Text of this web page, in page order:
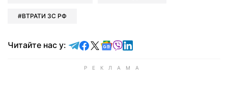
ВТРАТИ ЗС РФ
Читайте нас у: Читайте у Telegram
Читайте у Facebook
Читайте у X
Читайте у Google news
Читайте у Viber
Читайте у LinkedIn